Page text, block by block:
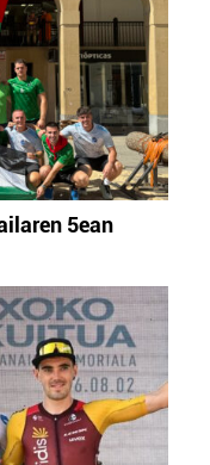
5ean